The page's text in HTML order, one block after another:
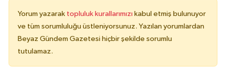
Yorum yazarak topluluk kurallarımızı kabul etmiş bulunuyor
ve tüm sorumluluğu üstleniyorsunuz. Yazılan yorumlardan
Beyaz Gündem Gazetesi hiçbir şekilde sorumlu
tutulamaz.